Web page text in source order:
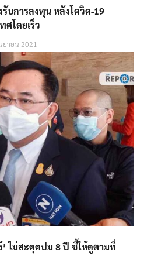
บการลงทุน หลังโควิด-19
ศโดยเร็ว
ยายน 2021
’ ไม่สะดุดปม 8 ปี ชี้ให้ดูตามที่